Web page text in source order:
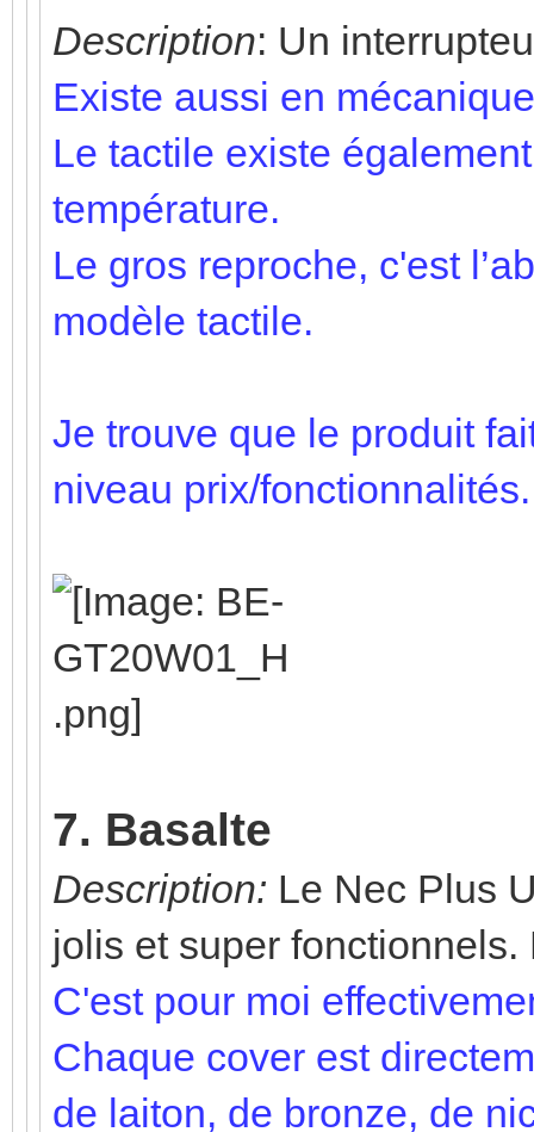
Description: Un
Existe aussi en
Le tactile existe
température.
Le gros reproche, c'est
modèle tactile.
Je trouve que le produit
niveau prix/
7. Basalte
Description: Le Nec Plus
jolis et super
C'est pour moi
Chaque cover est
de laiton, de bronze, de